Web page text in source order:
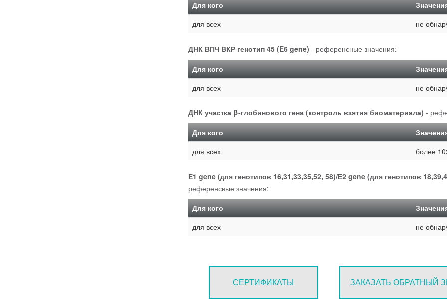
Для кого
для всех
не
ДНК ВПЧ ВКР генотип 45 (E6 gene) - референсные значения:
Для кого
для всех
не
ДНК участка β-глобинового гена (контроль взятия биоматериала) -
Для кого
для всех
более
Е1 gene (для генотипов 16,31,33,35,52, 58)/Е2 gene (для генотипов
референсные значения:
Для кого
для всех
не
СЕРТИФИКАТЫ ЗАКАЗАТЬ ОБРАТНЫЙ